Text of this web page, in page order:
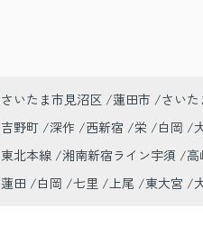
さいたま市見沼区 蓮田市 さい
吉野町 深作 西新宿 栄 白岡
東北本線 湘南新宿ライン宇須
蓮田 白岡 七里 上尾 東大宮